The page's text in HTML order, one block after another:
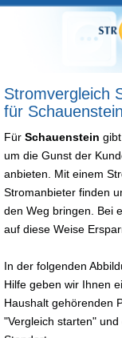
Stromvergleich
für
Für Schauenstein
um die Gunst der
anbieten. Mit einem
Stromanbieter finden
den Weg bringen. Bei
auf diese Weise
In der folgenden
Hilfe geben wir Ihnen
Haushalt gehörenden
"Vergleich starten"